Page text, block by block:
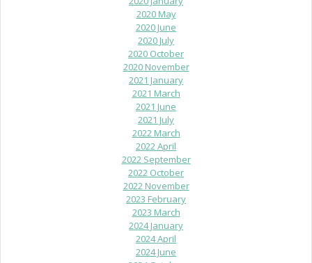
2020 May
2020 June
2020 July
2020 October
2020 November
2021 January
2021 March
2021 June
2021 July
2022 March
2022 April
2022 September
2022 October
2022 November
2023 February
2023 March
2024 January
2024 April
2024 June